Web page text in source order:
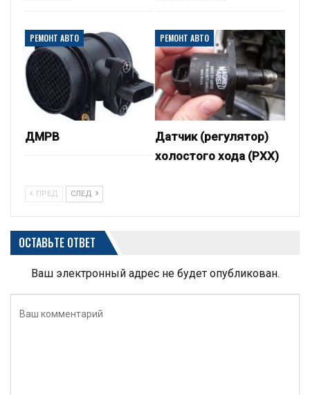
РЕМОНТ АВТО
ДМРВ
РЕМОНТ АВТО
Датчик (регулятор)
холостого хода (РХХ)
ПРЕД СЛЕД
ОСТАВЬТЕ ОТВЕТ
Ваш электронный адрес не будет опубликован.